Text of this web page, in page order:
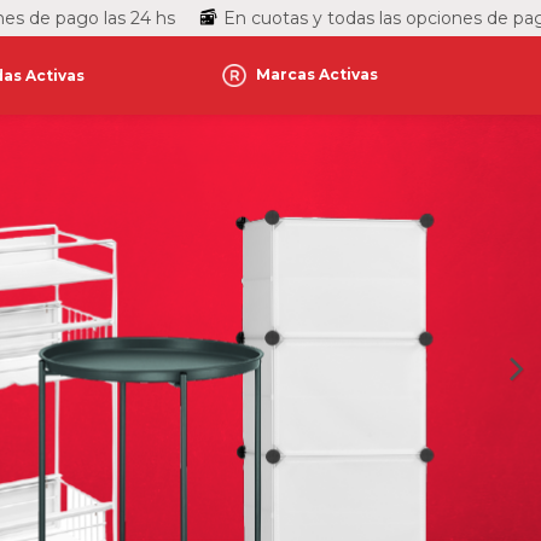
las 24 hs En cuotas y todas las opciones de pago
Activas Marcas Activas